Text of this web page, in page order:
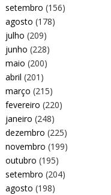
setembro (156)
agosto (178)
julho (209)
junho (228)
maio (200)
abril (201)
março (215)
fevereiro (220)
janeiro (248)
dezembro (225)
novembro (199)
outubro (195)
setembro (204)
agosto (198)